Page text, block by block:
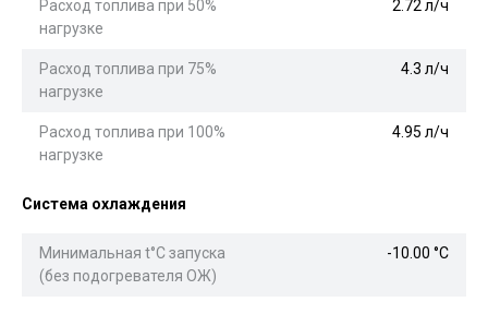
Расход топлива при 50%
нагрузке
2.72 л/ч
Расход топлива при 75%
нагрузке
4.3 л/ч
Расход топлива при 100%
нагрузке
4.95 л/ч
Система охлаждения
Минимальная t°С запуска
(без подогревателя ОЖ)
-10.00 °С